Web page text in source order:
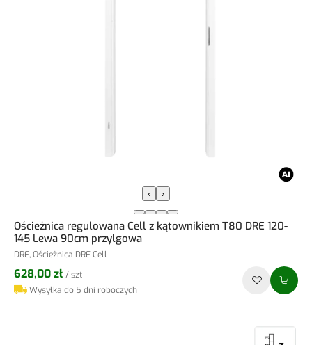
‹ ›
Ościeżnica regulowana Cell z kątownikiem T80 DRE 120-
145 Lewa 90cm przylgowa
DRE, Ościeżnica DRE Cell
628,00 zł / szt
Wysyłka do 5 dni roboczych